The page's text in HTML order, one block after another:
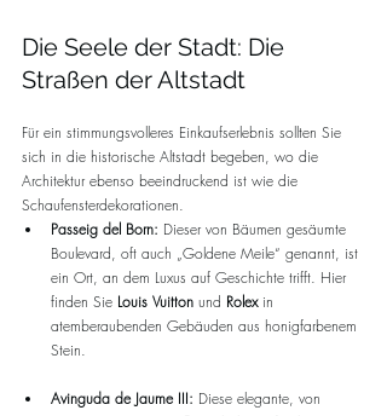
Die Seele der Stadt: Die
Straßen der Altstadt
Für ein stimmungsvolleres Einkaufserlebnis sollten Sie
sich in die historische Altstadt begeben, wo die
Architektur ebenso beeindruckend ist wie die
Schaufensterdekorationen.
Passeig del Born: Dieser von Bäumen gesäumte
Boulevard, oft auch „Goldene Meile“ genannt, ist
ein Ort, an dem Luxus auf Geschichte trifft. Hier
finden Sie Louis Vuitton und Rolex in
atemberaubenden Gebäuden aus honigfarbenem
Stein.
Avinguda de Jaume III: Diese elegante, von